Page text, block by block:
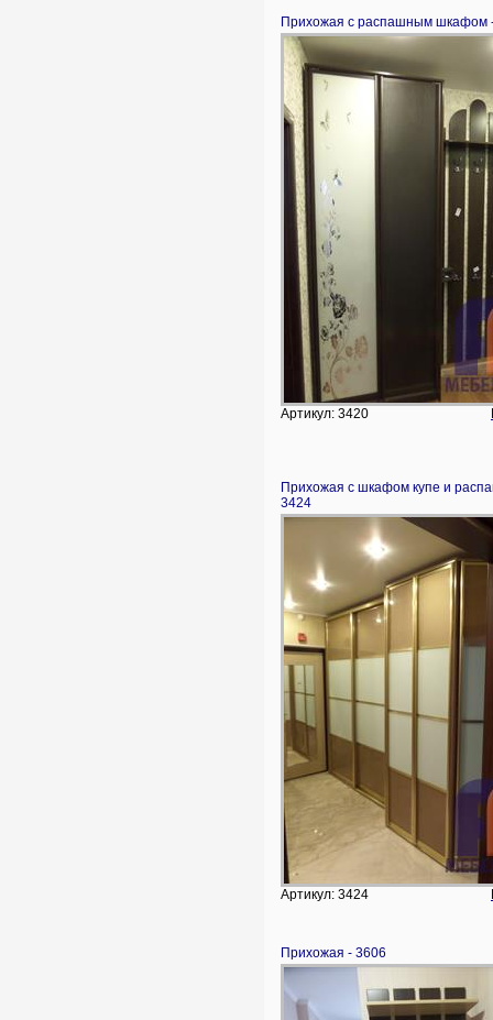
Прихожая с распашным шкафом
Артикул: 3420
Прихожая с шкафом купе и
3424
Артикул: 3424
Прихожая - 3606